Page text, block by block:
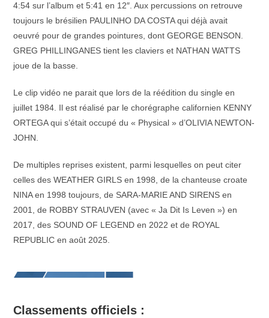
4:54 sur l’album et 5:41 en 12″. Aux percussions on retrouve
toujours le brésilien PAULINHO DA COSTA qui déjà avait
oeuvré pour de grandes pointures, dont GEORGE BENSON.
GREG PHILLINGANES tient les claviers et NATHAN WATTS
joue de la basse.
Le clip vidéo ne parait que lors de la réédition du single en
juillet 1984. Il est réalisé par le chorégraphe californien KENNY
ORTEGA qui s’était occupé du « Physical » d’OLIVIA NEWTON-
JOHN.
De multiples reprises existent, parmi lesquelles on peut citer
celles des WEATHER GIRLS en 1998, de la chanteuse croate
NINA en 1998 toujours, de SARA-MARIE AND SIRENS en
2001, de ROBBY STRAUVEN (avec « Ja Dit Is Leven ») en
2017, des SOUND OF LEGEND en 2022 et de ROYAL
REPUBLIC en août 2025.
Classements officiels :